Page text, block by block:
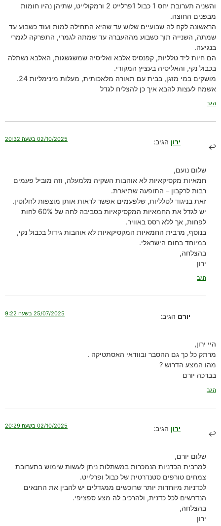
והשניה תערובת יחס 1 כבול 1פרלייט 2 ורמקולייט, שתיהן נהיו חומות
מבפנים החוצה.
הראשונה לקח לה שבועיים שלוש עד שהיא התחילה למות ועוד כשבוע עד
שמתה, השנייה תוך כשבוע מההעברה עד שמתה לגמרי, התפרקה לגמרי
בנגיעה.
הם חיות ליד טלליות, קפנסיס אלבא ואליסיה שמשגשגות, האלבא נשתלה
בכבול נקי, והאליסיה בעציץ המקורי.
מושקים במי מזגן, בבית עם תאורה מלאכותית, מעלות מינימליות 24.
אשמח לעצות להבא איך כן להצליח לגדל
הגב
ירון הגיב: 02/10/2025 בשעה 20:32
שלום נועם,
חמאיות מקסיקאיות לא אוהבות השקיה מלמעלה, וזה מוביל פעמים
רבות לרקבון – התופעה שתיארת.
זאת בניגוד לטלליות, שלפעמים אפשר לראות אותן מוצפות לחלוטין.
יש לגדל את החמאיות המקסיקאיות בסביבה לחה של 60% לחות
לפחות, אך ללא רסס באוויר.
בנוסף, מרבית החמאיות המקסיקאיות לא אוהבות גידול בכבול נקי,
במיוחד בחום הישראלי.
בהצלחה,
ירון
הגב
יורם הגיב: 25/07/2025 בשעה 9:22
היי ירון,
מרתק כל כך גם ההסבר ובוודאי האסתטיקה .
מהו המצע הדרוש ?
בברכה יורם
הגב
ירון הגיב: 02/10/2025 בשעה 20:29
שלום יורם,
למרבית הכדניות הנמכרות במשתלות ניתן לעשות שימוש בתערובת
צמחים טורפים סטנדרטית של כבול ופרלייט.
לכדניות מיוחדות יותר שרוכשים ממגדלים יש להבין את התנאים
הנדרשים לכל כדנית, ולהרכיב לה מצע ספציפי.
בהצלחה,
ירון